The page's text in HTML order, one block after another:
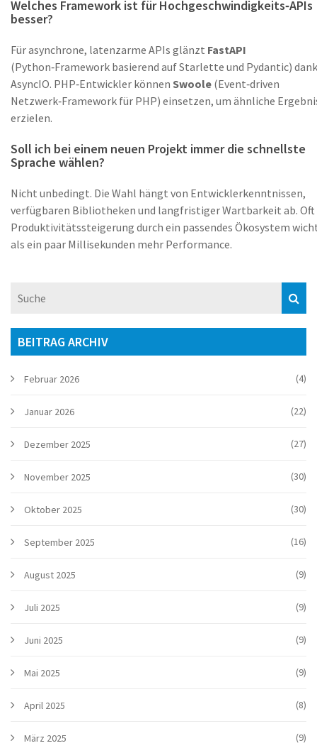
Welches Framework ist für Hochgeschwindigkeits‑APIs
besser?
Für asynchrone, latenzarme APIs glänzt FastAPI
(Python‑Framework basierend auf Starlette und Pydantic) dank
AsyncIO. PHP‑Entwickler können Swoole (Event‑driven
Netzwerk‑Framework für PHP) einsetzen, um ähnliche
erzielen.
Soll ich bei einem neuen Projekt immer die schnellste
Sprache wählen?
Nicht unbedingt. Die Wahl hängt von Entwicklerkenntnissen,
verfügbaren Bibliotheken und langfristiger Wartbarkeit ab. Oft
Produktivitätssteigerung durch ein passendes Ökosystem
als ein paar Millisekunden mehr Performance.
BEITRAG ARCHIV
Februar 2026 (4)
Januar 2026 (22)
Dezember 2025 (27)
November 2025 (30)
Oktober 2025 (30)
September 2025 (16)
August 2025 (9)
Juli 2025 (9)
Juni 2025 (9)
Mai 2025 (9)
April 2025 (8)
März 2025 (9)